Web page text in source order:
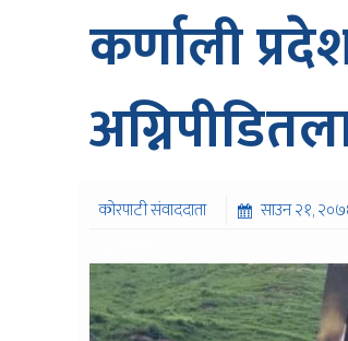
कर्णाली
कोरपाटी संवाददाता साउन २१,